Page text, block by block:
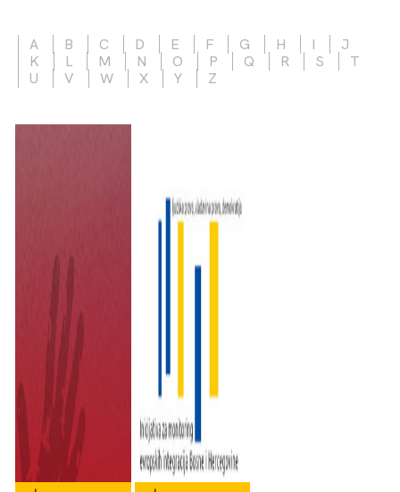
A B C D E F G H I
J
K
L M N O P Q R S
T
U
V W X Y Z